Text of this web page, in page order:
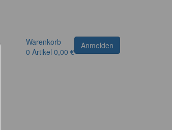
Warenkorb
0 Artikel 0,00 €
Anmelden